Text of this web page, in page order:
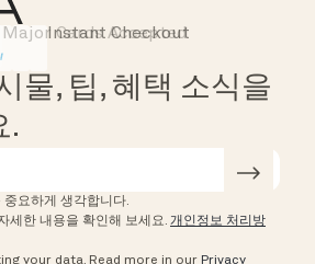
Instant Checkout
Major Cards Accepted
물, 팁, 혜택 소식을
.
요하게 생각합니다.
세한 내용을 확인해 보세요. 개인정보 처리방
your data. Read more in our Privacy